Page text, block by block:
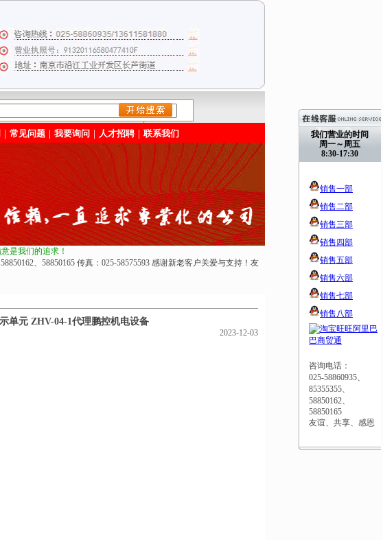
我们营业的时间
周一～周五
8:30-17:30
销售一部
销售二部
销售三部
销售四部
销售五部
销售六部
销售七部
销售八部
阿里巴
巴商贸通
咨询电话：
025-58860935、
85355355、
58850162、
58850165
友谊、共享、感恩
/>
｜ 常见问题｜ 我要询问 ｜ 人才招聘｜ 联系我们
是我们的追求！
、58850165 传真：025-58575593 感谢新老客户关爱与支持！友
单元 ZHV-04-1代理鹏控机电设备
2023-12-03